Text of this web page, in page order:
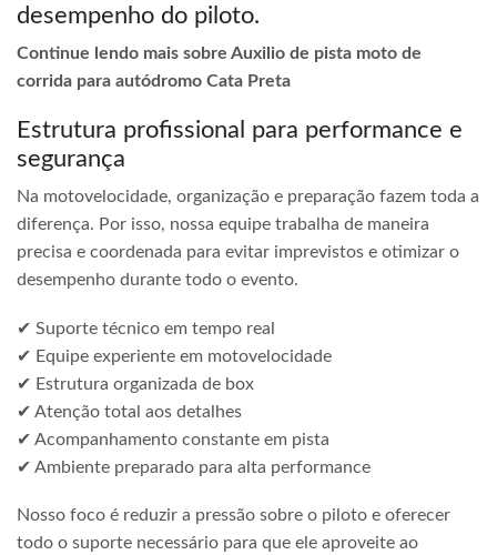
desempenho do piloto.
Continue lendo mais sobre Auxilio de pista moto de
corrida para autódromo Cata Preta
Estrutura profissional para performance e
segurança
Na motovelocidade, organização e preparação fazem toda a
diferença. Por isso, nossa equipe trabalha de maneira
precisa e coordenada para evitar imprevistos e otimizar o
desempenho durante todo o evento.
✔ Suporte técnico em tempo real
✔ Equipe experiente em motovelocidade
✔ Estrutura organizada de box
✔ Atenção total aos detalhes
✔ Acompanhamento constante em pista
✔ Ambiente preparado para alta performance
Nosso foco é reduzir a pressão sobre o piloto e oferecer
todo o suporte necessário para que ele aproveite ao